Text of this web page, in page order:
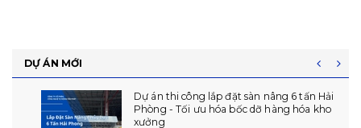
DỰ ÁN MỚI
Hoàn Thiện Lắp Đặt 06 Dock Leveler Tại Phú
Thọ - CCN Vạn Xuân